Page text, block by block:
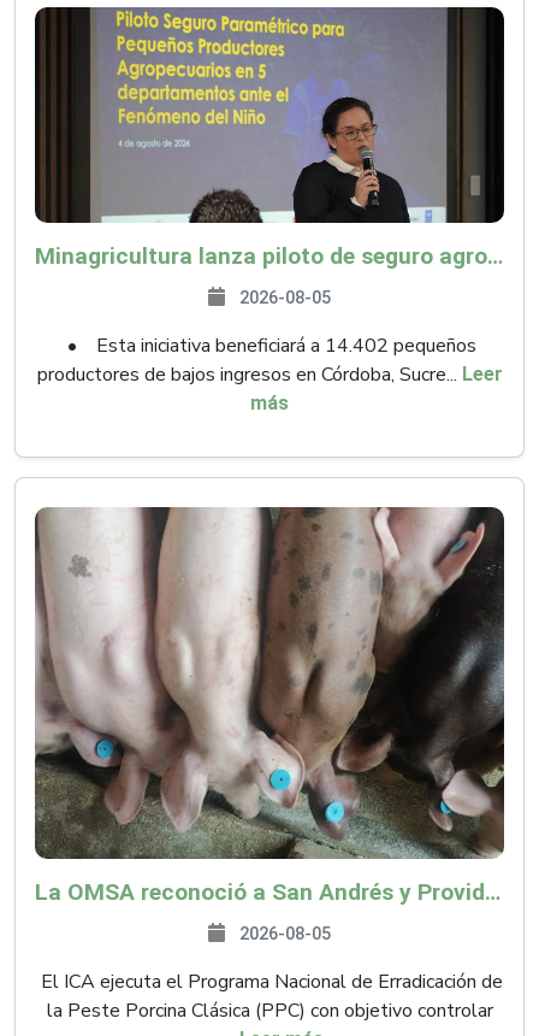
Minagricultura lanza piloto de seguro agropecuario por $9.625 millones para proteger a más de 14.000 pequeños productores contra riesgos del Fenómeno de El Niño
2026-08-05
• Esta iniciativa beneficiará a 14.402 pequeños
productores de bajos ingresos en Córdoba, Sucre... Leer
más
La OMSA reconoció a San Andrés y Providencia como zona libre de Peste Porcina Clásica (PPC)
2026-08-05
El ICA ejecuta el Programa Nacional de Erradicación de
la Peste Porcina Clásica (PPC) con objetivo controlar